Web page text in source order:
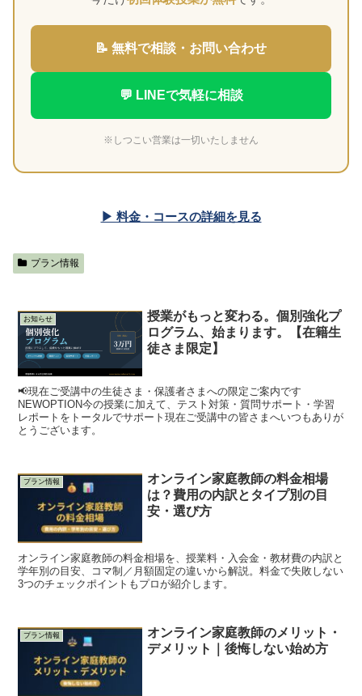
📝 無料で相談・お問い合わせ
💬 LINEで気軽に相談
※しつこい営業は一切いたしません
▶ 料金・コースの詳細を見る
プラン情報
お知らせ
授業がもっと変わる。個別強化プ
ログラム、始まります。【在籍生
徒さま限定】
📢現在ご受講中の生徒さま・保護者さまへの限定ご案内です
NEWOPTION今の授業に加えて、テスト対策・質問サポート・学習
レポートをトータルでサポート現在ご受講中の皆さまへいつもありが
とうございます。
プラン情報
オンライン家庭教師の料金相場
は？費用の内訳とタイプ別の目
安・選び方
オンライン家庭教師の料金相場を、授業料・入会金・教材費の内訳と
学年別の目安、コマ制／月額固定の違いから解説。料金で失敗しない
3つのチェックポイントもプロが紹介します。
プラン情報
オンライン家庭教師のメリット・
デメリット｜後悔しない始め方